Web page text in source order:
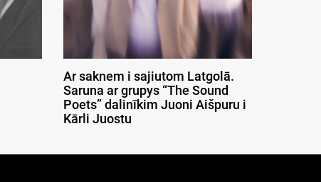
Ar saknem i sajiutom Latgolā.
Saruna ar grupys “The Sound
Poets” dalinīkim Juoni Aišpuru i
Kārli Juostu